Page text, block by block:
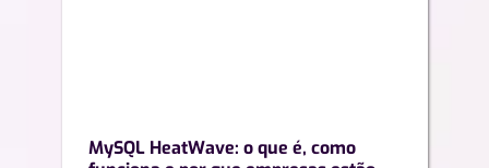
MySQL HeatWave: o que é, como